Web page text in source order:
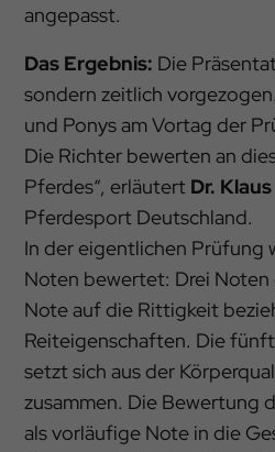
angepasst.
Das Ergebnis: Die
sondern zeitlich
und Ponys am Vortag der
Die Richter bewerten an
Pferdes“, erläutert Dr.
Pferdesport Deutschland.
In der eigentlichen Prüfung
Noten bewertet: Drei
Note auf die Rittigkeit
Reiteigenschaften. Die
setzt sich aus der
zusammen. Die Bewertung
als vorläufige Note in die